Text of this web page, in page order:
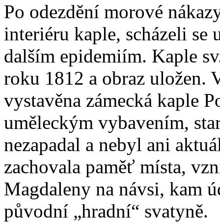
Po odezdění morové
interiéru kaple, scházeli se
dalším epidemiím. Kaple
roku 1812 a obraz uložen.
vystavěna zámecká kaple
uměleckým vybavením,
nezapadal a nebyl ani
zachovala paměť místa,
Magdaleny na návsi, kam
původní „hradní“ svatyně.